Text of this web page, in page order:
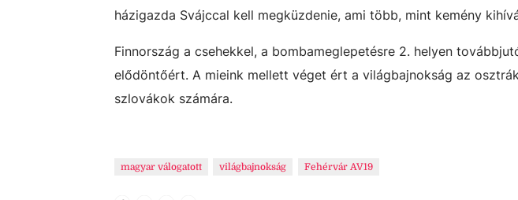
házigazda Svájccal kell megküzdenie, ami több, mint kemény
Finnország a csehekkel, a bombameglepetésre 2. helyen
elődöntőért. A mieink mellett véget ért a világbajnokság az
szlovákok számára.
magyar válogatott világbajnokság Fehérvár AV19